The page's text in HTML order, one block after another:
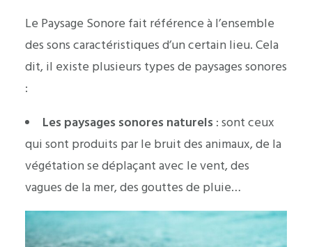
Le Paysage Sonore fait référence à l’ensemble
des sons caractéristiques d’un certain lieu. Cela
dit, il existe plusieurs types de paysages sonores
:
Les paysages sonores naturels : sont ceux
qui sont produits par le bruit des animaux, de la
végétation se déplaçant avec le vent, des
vagues de la mer, des gouttes de pluie…